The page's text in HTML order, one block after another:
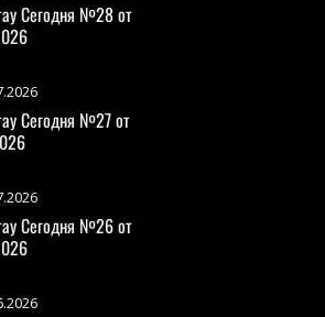
Сегодня №28 от
Сегодня №27 от
Сегодня №26 от